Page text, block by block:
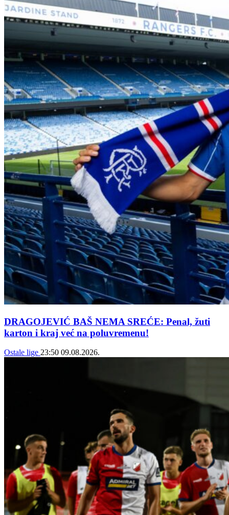
DRAGOJEVIĆ BAŠ NEMA SREĆE: Penal, žuti
karton i kraj već na poluvremenu!
Ostale lige 23:50 09.08.2026.